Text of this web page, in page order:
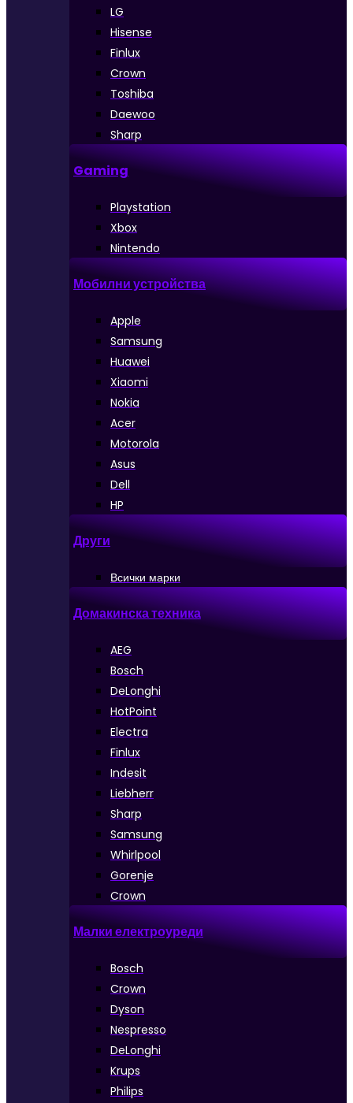
LG
Hisense
Finlux
Crown
Toshiba
Daewoo
Sharp
Gaming
Playstation
Xbox
Nintendo
Мобилни устройства
Apple
Samsung
Huawei
Xiaomi
Nokia
Acer
Motorola
Asus
Dell
HP
Други
Всички марки
Домакинска техника
AEG
Bosch
DeLonghi
HotPoint
Electra
Finlux
Indesit
Liebherr
Sharp
Samsung
Whirlpool
Gorenje
Crown
Малки електроуреди
Bosch
Crown
Dyson
Nespresso
DeLonghi
Krups
Philips